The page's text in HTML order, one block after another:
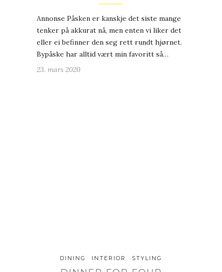
Annonse Påsken er kanskje det siste mange
tenker på akkurat nå, men enten vi liker det
eller ei befinner den seg rett rundt hjørnet.
Bypåske har alltid vært min favoritt så…
23. mars 2020
DINING INTERIOR STYLING